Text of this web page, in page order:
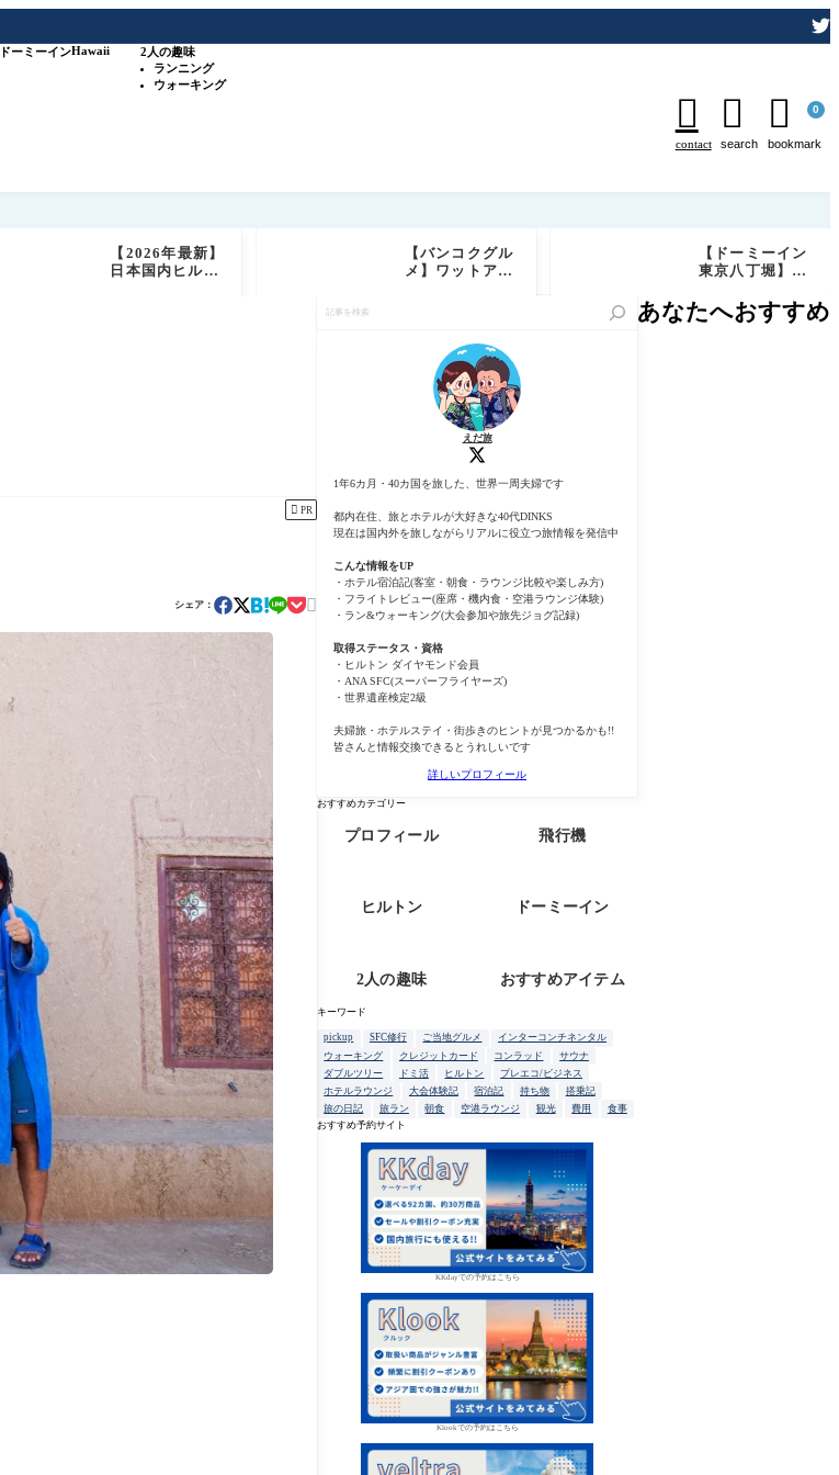
ドーミーインHawaii
2人の趣味
ランニング
ウォーキング

contact

search
 0
bookmark
【2026年最新】
日本国内ヒルト
【バンコクグル
メ】ワットアル
n」実食レビュ
ー｜予約必須の
特等席でしあわ
せディナー
【ドーミーイン
東京八丁堀】宿
室・天然温泉・
サウナ・無料サ
 PR
シェア： 
えだ旅
1年6カ月・40カ国を旅した、世界一周夫婦です
都内在住、旅とホテルが大好きな40代DINKS
現在は国内外を旅しながらリアルに役立つ旅情報を発信中
こんな情報をUP
・ホテル宿泊記(客室・朝食・ラウンジ比較や楽しみ方)
・フライトレビュー(座席・機内食・空港ラウンジ体験)
・ラン&ウォーキング(大会参加や旅先ジョグ記録)
取得ステータス・資格
・ヒルトン ダイヤモンド会員
・ANA SFC(スーパーフライヤーズ)
・世界遺産検定2級
夫婦旅・ホテルステイ・街歩きのヒントが見つかるかも!!
皆さんと情報交換できるとうれしいです
詳しいプロフィール
おすすめカテゴリー
プロフィール 飛行機
ヒルトン ドーミーイン
2人の趣味 おすすめアイテム
キーワード
pickup SFC修行 ご当地グルメ
インターコンチネンタル
ウォーキング
クレジットカード コンラッド
サウナ
ダブルツリー
ドミ活 ヒルトン
プレエコ/ビジネス
ホテルラウンジ
大会体験記 宿泊記 持ち物
搭乗記
旅の日記
旅ラン 朝食 空港ラウンジ 観光 費用
食事
おすすめ予約サイト
KKdayでの予約はこちら
Klookでの予約はこちら
あなたへおすすめ